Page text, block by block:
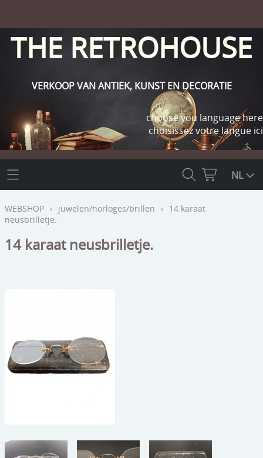
THE RETROHOUSE
VERKOOP VAN ANTIEK, KUNST EN DECORATIE
choose you language here
choisissez votre langue ici
THE RETROHOUSE
WEBSHOP
religie
curiosa
schilderijen
medailles/munten/bankbiljetten
NL
WEBSHOP › juwelen/horloges/brillen › 14 karaat
neusbrilletje.
14 karaat neusbrilletje.